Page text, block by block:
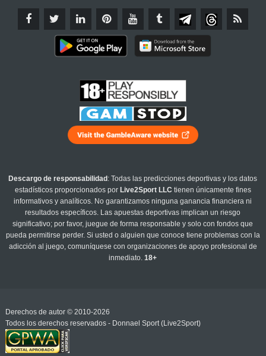
Descargo de responsabilidad : Todas las predicciones deportivas y los datos
estadísticos proporcionados por Live2Sport LLC tienen únicamente fines
informativos y analíticos. No garantizamos ninguna ganancia financiera ni
resultados específicos. Las apuestas deportivas implican un riesgo
significativo; por favor, juegue de forma responsable y solo con fondos que
pueda permitirse perder. Si usted o alguien que conoce tiene problemas con la
adicción al juego, comuníquese con organizaciones de apoyo profesional de
inmediato.18+
Derechos de autor © 2010-2026
Todos los derechos reservados - Donnael Sport (Live2Sport)